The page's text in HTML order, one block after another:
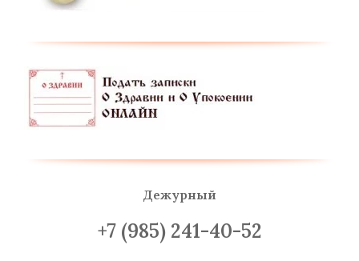
Дежурный
+7 (985) 241-40-52